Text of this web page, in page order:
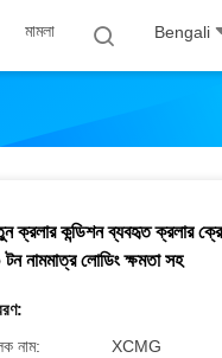
মামলা Bengali
ক্রলার কন্ডিশন ব্যবহৃত ক্রলার
নামমাত্র লোডিং ক্ষমতা সহ
নাম:
XCMG